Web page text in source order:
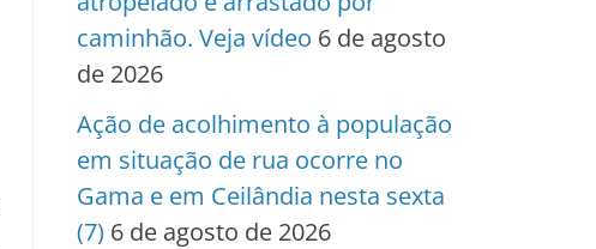
caminhão. Veja vídeo 6 de agosto
de 2026
Ação de acolhimento à população
em situação de rua ocorre no
Gama e em Ceilândia nesta sexta
(7) 6 de agosto de 2026